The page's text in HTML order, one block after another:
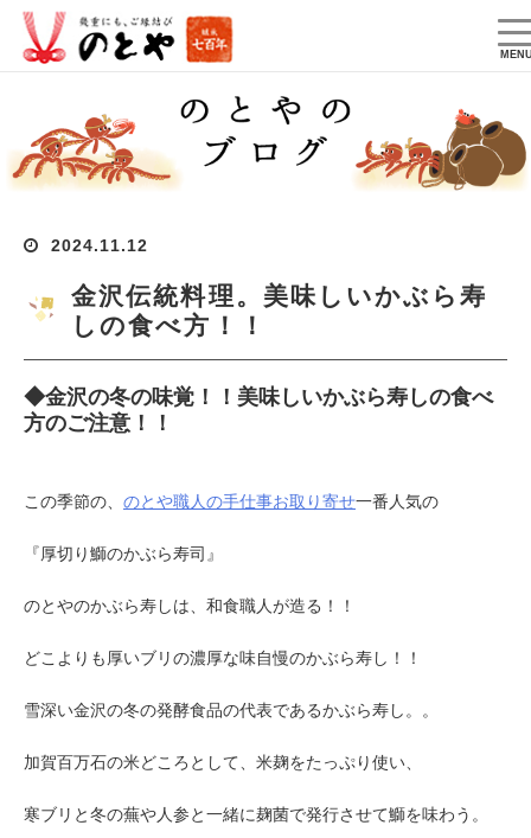
2024.11.12
金沢伝統料理。美味しいかぶら寿
しの食べ方！！
◆金沢の冬の味覚！！美味しいかぶら寿しの食べ
方のご注意！！
この季節の、 のとや職人の手仕事お取り寄せ一番人気の
『厚切り鰤のかぶら寿司』
のとやのかぶら寿しは、和食職人が造る！！
どこよりも厚いブリの濃厚な味自慢のかぶら寿し！！
雪深い金沢の冬の発酵食品の代表であるかぶら寿し。。
加賀百万石の米どころとして、米麹をたっぷり使い、
寒ブリと冬の蕪や人参と一緒に麹菌で発行させて鰤を味わう。